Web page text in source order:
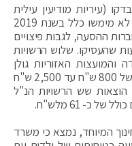
(עיריות מודיעין עילית
ועראבה והמועצה האזורית שדות נגב) לא מימשו כלל בשנת 2019
ההסעה, לגבות פיצויים
שהעסיקו. שלוש הרשויות
האזוריות גולן
ולכיש) דרשו פיצויים מוסכמים בשיעור של 800 ש"ח עד 2,500 ש"ח
סה"כ הוצאות שש הרשויות הנ"ל
המיוחד, נמצא כי משרד